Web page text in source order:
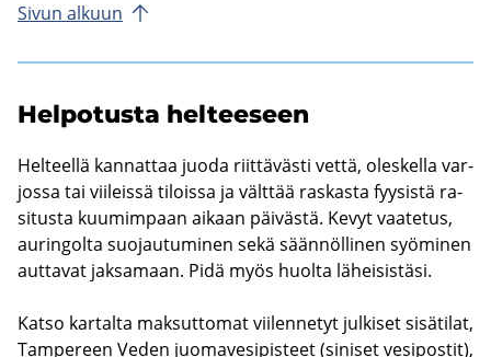
Sivun al­kuun
Hel­po­tus­ta hel­tee­seen
Hel­teel­lä kan­nat­taa juoda riit­tä­väs­ti vettä, oles­kel­la var­
jos­sa tai vii­leis­sä ti­lois­sa ja vält­tää ras­kas­ta fyy­sis­tä ra­
si­tus­ta kuu­mim­paan ai­kaan päi­väs­tä. Kevyt vaa­te­tus,
au­rin­gol­ta suo­jau­tu­mi­nen sekä sään­nöl­li­nen syö­mi­nen
aut­ta­vat jak­sa­maan. Pidä myös huol­ta lä­hei­sis­tä­si.
Katso kar­tal­ta mak­sut­to­mat vii­len­ne­tyt jul­ki­set si­sä­ti­lat,
Tam­pe­reen Veden juo­ma­ve­si­pis­teet (si­ni­set ve­si­pos­tit),